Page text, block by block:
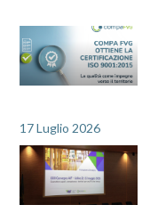
17 Luglio 2026